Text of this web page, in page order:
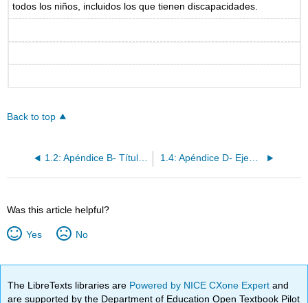
todos los niños, incluidos los que tienen discapacidades.
Back to top
1.4: Apéndice D- Ejemplo de Formulario de Reporte de Lesiones
Was this article helpful?
Yes No
The LibreTexts libraries are Powered by NICE CXone Expertand
are supported by the Department of Education Open Textbook Pilot